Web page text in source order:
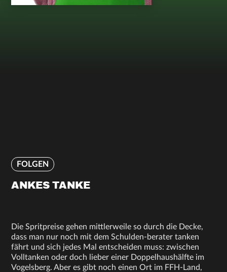
FOLGEN
ANKES TANKE
Die Spritpreise gehen mittlerweile so durch die Decke,
dass man nur noch mit dem Schulden-berater tanken
fährt und sich jedes Mal entscheiden muss: zwischen
Volltanken oder doch lieber einer Doppelhaushälfte im
Vogelsberg. Aber es gibt noch einen Ort im FFH-Land,